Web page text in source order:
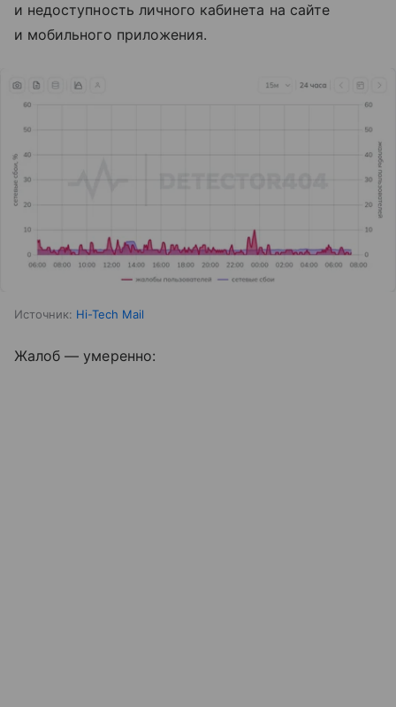
и недоступность личного кабинета на сайте
и мобильного приложения.
Источник: Hi-Tech Mail
Жалоб — умеренно: